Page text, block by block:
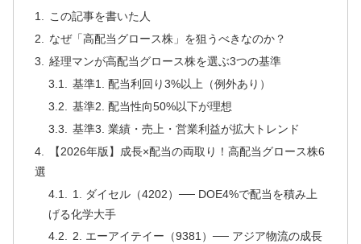
この記事を書いた人
なぜ「高配当グロース株」を狙うべきなのか？
経理マンが高配当グロース株を選ぶ3つの基準
基準1. 配当利回り3%以上（例外あり）
基準2. 配当性向50%以下が理想
基準3. 業績・売上・営業利益が拡大トレンド
【2026年版】成長×配当の両取り！高配当グロース株6
選
1. ダイセル（4202）── DOE4%で配当を積み上
げる化学大手
2. エーアイテイー（9381）── アジア物流の成長